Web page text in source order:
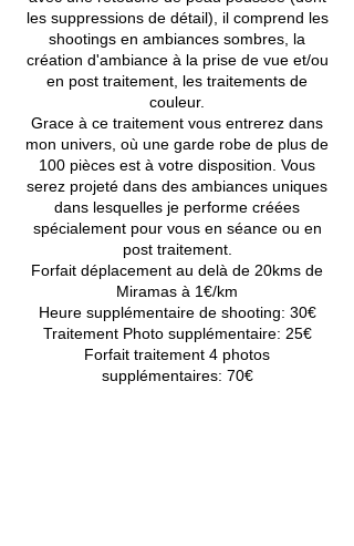
les suppressions de détail), il comprend les
shootings en ambiances sombres, la
création d'ambiance à la prise de vue et/ou
en post traitement, les traitements de
couleur.
Grace à ce traitement vous entrerez dans
mon univers, où une garde robe de plus de
100 pièces est à votre disposition. Vous
serez projeté dans des ambiances uniques
dans lesquelles je performe créées
spécialement pour vous en séance ou en
post traitement.
Forfait déplacement au delà de 20kms de
Miramas à 1€/km
Heure supplémentaire de shooting: 30€
Traitement Photo supplémentaire: 25€
Forfait traitement 4 photos
supplémentaires: 70€